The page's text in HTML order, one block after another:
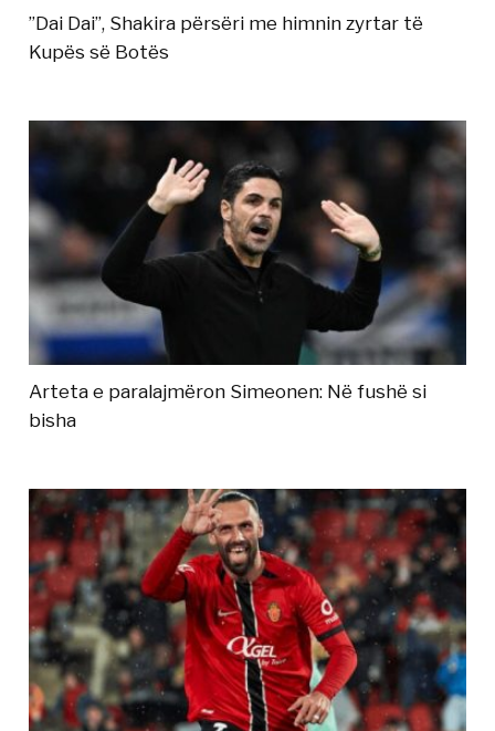
”Dai Dai”, Shakira përsëri me himnin zyrtar të
Kupës së Botës
Arteta e paralajmëron Simeonen: Në fushë si
bisha